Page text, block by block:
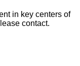
in key centers of
contact.